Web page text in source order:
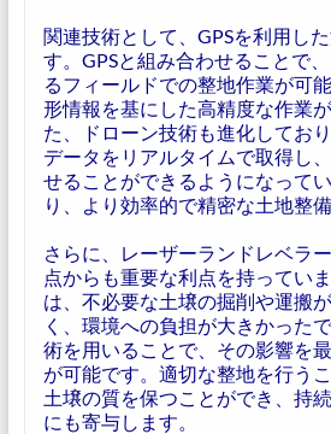
関連技術として、GPSを利用し
す。GPSと組み合わせることで
るフィールドでの整地作業が可
形情報を基にした高精度な作業
た、ドローン技術も進化してお
データをリアルタイムで取得し
せることができるようになって
り、より効率的で精密な土地整
さらに、レーザーランドレベラ
点からも重要な利点を持ってい
は、不必要な土壌の掘削や運搬
く、環境への負担が大きかった
術を用いることで、その影響を
が可能です。適切な整地を行う
土壌の質を保つことができ、持
にも寄与します。